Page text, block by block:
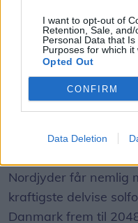
I want to opt-out of
Retention, Sale,
Personal Data that
Purposes for which it
Opted Out
CONFIRM
Data Deletion
Gitte og Henrik
forvejen Toftum
Camping og
Let’s Camp.
Emilie Nesheim
Følg
08. august 2026 kl. 14.00
NORDJYLLAND: Når
almindelig
Nordjyder får nemlig
kraftigste delvise
Danmark frem til